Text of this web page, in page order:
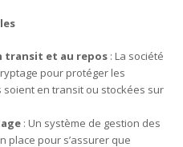
transit et au repos : La société
pour protéger les
soient en transit ou stockées sur
: Un système de gestion des
place pour s’assurer que